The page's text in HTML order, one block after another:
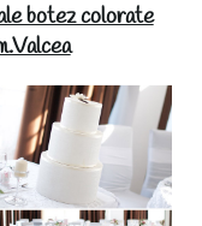
botez colorate